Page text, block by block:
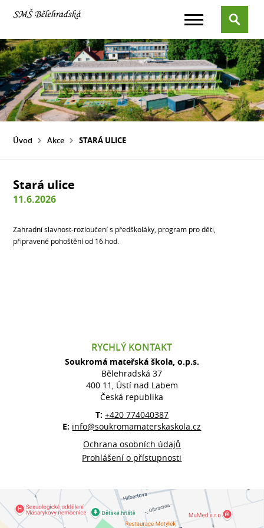
Úvod Akce STARÁ ULICE
Stará ulice
11.6.2026
Zahradní slavnost-rozloučení s předškoláky, program pro děti,
připravené pohoštění od 16 hod.
RYCHLÝ KONTAKT
Soukromá mateřská škola, o.p.s.
Bělehradská 37
400 11, Ústí nad Labem
Česká republika
T: +420 774040387
E: info@soukromamaterskaskola.cz
Ochrana osobních údajů
Prohlášení o přístupnosti